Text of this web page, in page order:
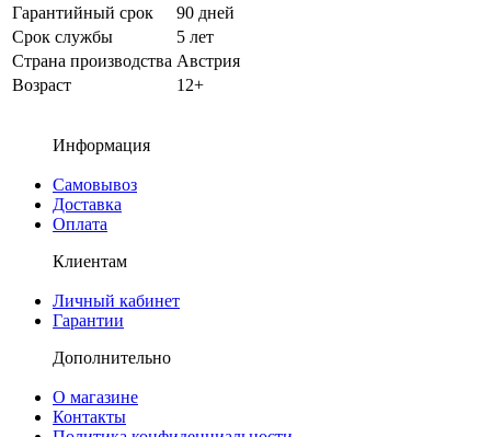
Гарантийный срок
90 дней
Срок службы
5 лет
Страна производства Австрия
Возраст
12+
Информация
Самовывоз
Доставка
Оплата
Клиентам
Личный кабинет
Гарантии
Дополнительно
О магазине
Контакты